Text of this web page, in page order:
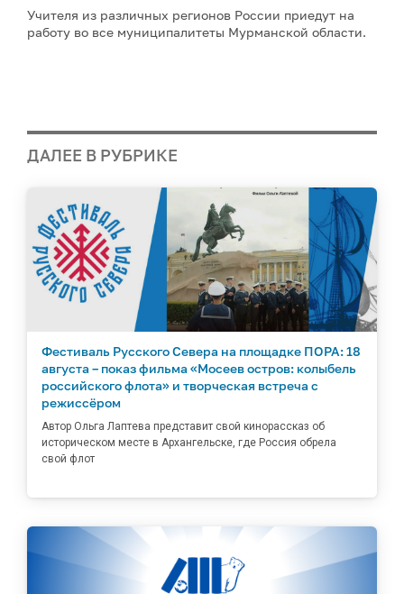
Учителя из различных регионов России приедут на
работу во все муниципалитеты Мурманской области.
ДАЛЕЕ В РУБРИКЕ
Фестиваль Русского Севера на площадке ПОРА: 18
августа – показ фильма «Мосеев остров: колыбель
российского флота» и творческая встреча с
режиссёром
Автор Ольга Лаптева представит свой кинорассказ об
историческом месте в Архангельске, где Россия обрела
свой флот